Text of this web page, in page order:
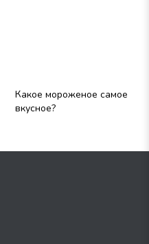
Какое мороженое самое
вкусное?